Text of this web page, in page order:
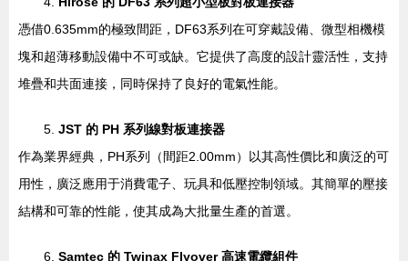
憑借0.635mm的極致間距，DF63系列在可穿戴設備、微型相機模
塊和超薄移動設備中不可或缺。它提供了高度的設計靈活性，支持
堆疊和共面連接，同時保持了良好的電氣性能。
5. JST 的 PH 系列線對板連接器
作為業界經典，PH系列（間距2.00mm）以其高性價比和廣泛的可
用性，廣泛應用于消費電子、玩具和低壓控制領域。其簡單的壓接
結構和可靠的性能，使其成為大批量生產的首選。
6. Samtec 的 Twinax Flyover 高速電纜組件